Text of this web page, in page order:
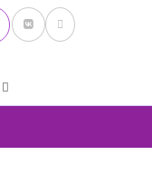
Переключить поиск по